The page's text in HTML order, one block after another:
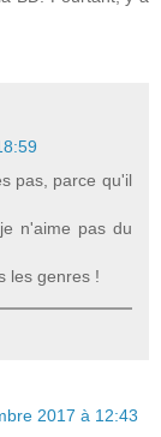
pas, parce qu'il
n'aime pas du
les genres !
2017 à 12:43